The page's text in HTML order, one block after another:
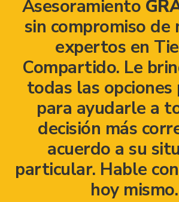
Asesoramiento
sin compromiso de
expertos en
Compartido. Le
todas las opciones
para ayudarle a
decisión más
acuerdo a su
particular. Hable
hoy mismo.